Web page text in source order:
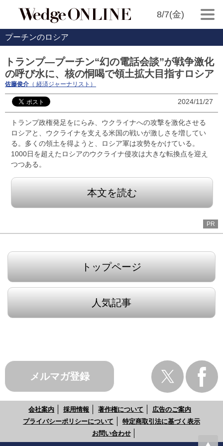
8/7(金)
プーチンのロシア
トランプ―プーチン“幻の電話会談”が戦争激化
の呼び水に、核の恫喝で領土拡大目指すロシア
佐藤俊介 （ 経済ジャーナリスト）
2024/11/27
トランプ政権発足をにらみ、ウクライナへの攻撃を激化させる
ロシアと、ウクライナを支える米国の戦いが激しさを増してい
る。多くの領土を得ようと、ロシア軍は攻勢をかけている。
1000日を超えたロシアのウクライナ侵攻は大きな転換点を迎え
つつある。
本文を読む
PR
トップページ
人気記事
メルマガ登録
会社案内 採用情報 著作権について
広告のご案内
プライバシーポリシーについて
特定商取引法に基づく表示
お問い合わせ